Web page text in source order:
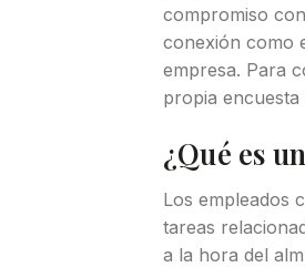
compromiso
conexión como
empresa. Para
propia
¿Qué es
Los empleados
tareas
a la hora del